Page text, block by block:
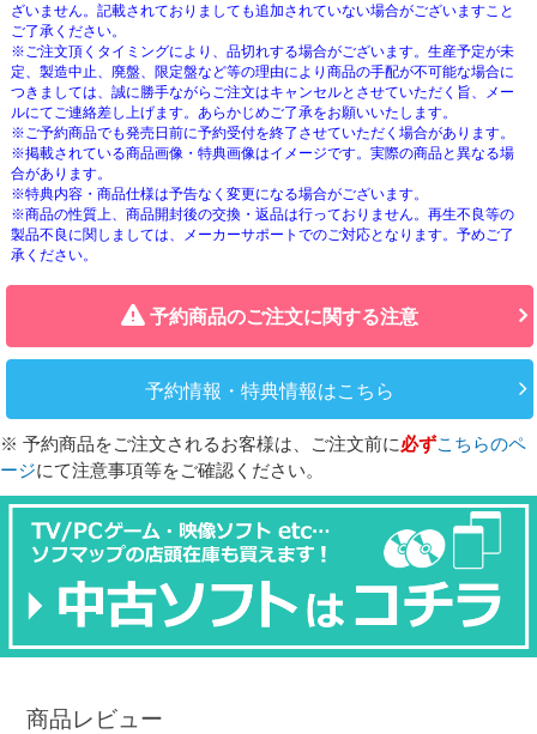
ざいません。記載されておりましても追加されていない場合がございますこと
ご了承ください。
※ご注文頂くタイミングにより、品切れする場合がございます。生産予定が未
定、製造中止、廃盤、限定盤など等の理由により商品の手配が不可能な場合に
つきましては、誠に勝手ながらご注文はキャンセルとさせていただく旨、メー
ルにてご連絡差し上げます。あらかじめご了承をお願いいたします。
※ご予約商品でも発売日前に予約受付を終了させていただく場合があります。
※掲載されている商品画像・特典画像はイメージです。実際の商品と異なる場
合があります。
※特典内容・商品仕様は予告なく変更になる場合がございます。
※商品の性質上、商品開封後の交換・返品は行っておりません。再生不良等の
製品不良に関しましては、メーカーサポートでのご対応となります。予めご了
承ください。
予約商品のご注文に関する注意
予約情報・特典情報はこちら
※ 予約商品をご注文されるお客様は、ご注文前に必ずこちらのペ
ージにて注意事項等をご確認ください。
商品レビュー